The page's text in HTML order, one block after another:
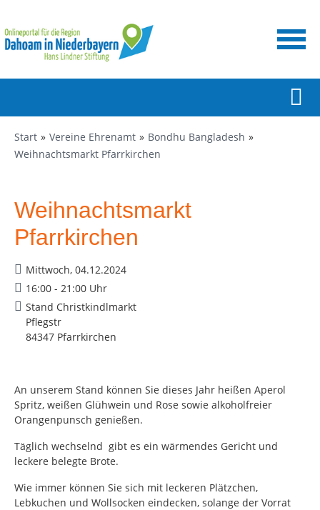
Start Vereine Ehrenamt
Bondhu Bangladesh
Weihnachtsmarkt Pfarrkirchen
Weihnachtsmarkt
Pfarrkirchen
Mittwoch, 04.12.2024
16:00 - 21:00 Uhr
Stand Christkindlmarkt
Pflegstr
84347 Pfarrkirchen
An unserem Stand können Sie dieses Jahr heißen Aperol
Spritz, weißen Glühwein und Rose sowie alkoholfreier
Orangenpunsch genießen.
Täglich wechselnd gibt es ein wärmendes Gericht und
leckere belegte Brote.
Wie immer können Sie sich mit leckeren Plätzchen,
Lebkuchen und Wollsocken eindecken, solange der Vorrat